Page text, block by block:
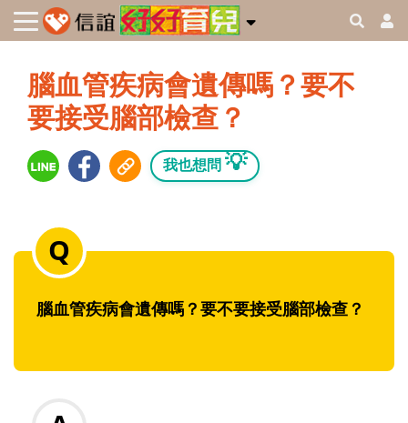
腦血管疾病會遺傳嗎？要不
要接受腦部檢查？
我也想問 💡
腦血管疾病會遺傳嗎？要不要接受腦部檢查？